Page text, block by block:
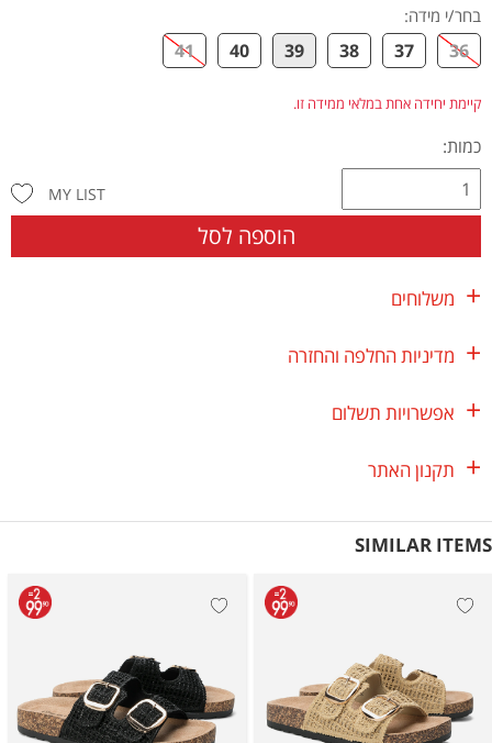
בחר/י מידה:
36
37
38
39
40
41
קיימת יחידה אחת במלאי ממידה זו.
כמות:
הוספה לסל
MY LIST
משלוחים
מדיניות החלפה והחזרה
אפשרויות תשלום
תקנון האתר
SIMILAR ITEMS